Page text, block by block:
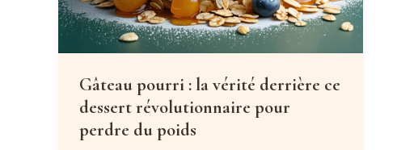
Gâteau pourri : la vérité derrière ce
dessert révolutionnaire pour
perdre du poids